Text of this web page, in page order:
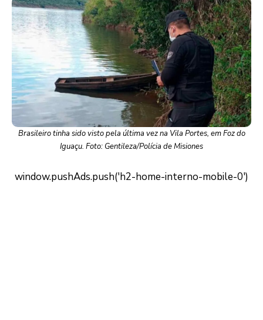
Brasileiro tinha sido visto pela última vez na Vila Portes, em Foz do
Iguaçu. Foto: Gentileza/Polícia de Misiones